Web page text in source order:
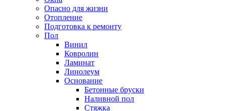
Опасно для жизни
Отопление
Подготовка к ремонту
Пол
Винил
Ковролин
Ламинат
Линолеум
Основание
Бетонные бруски
Наливной пол
Стяжка